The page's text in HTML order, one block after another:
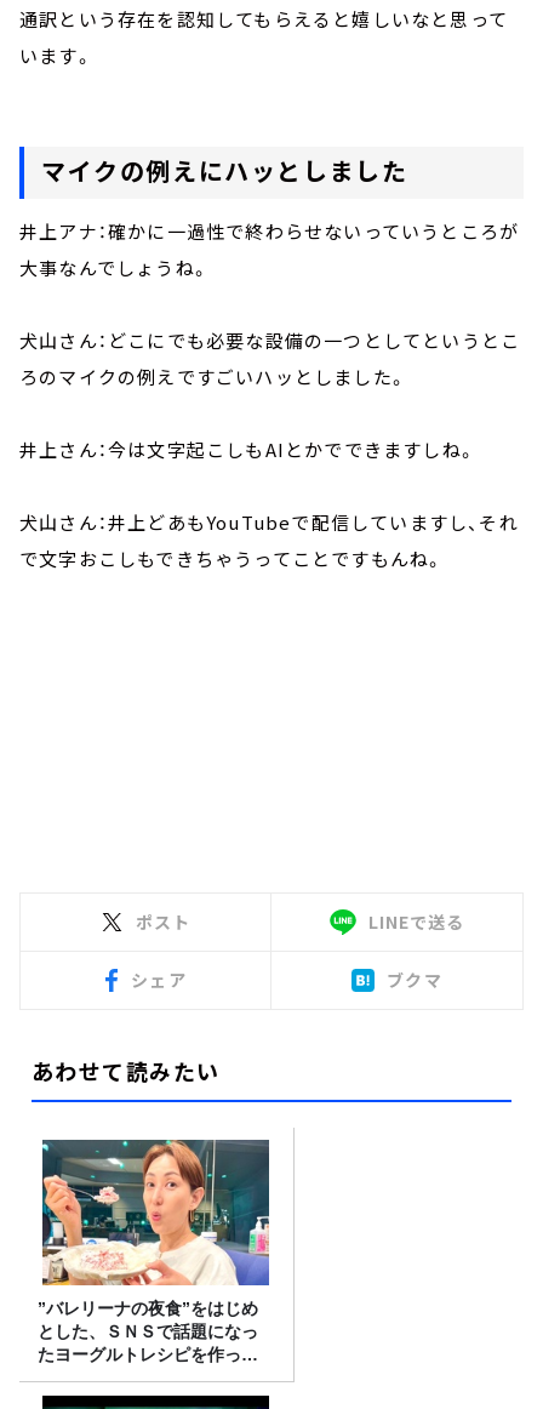
通訳という存在を認知してもらえると嬉しいなと思って
います。
マイクの例えにハッとしました
井上アナ：確かに一過性で終わらせないっていうところが
大事なんでしょうね。
犬山さん：どこにでも必要な設備の一つとしてというとこ
ろのマイクの例えですごいハッとしました。
井上さん：今は文字起こしもAIとかでできますしね。
犬山さん：井上どあもYouTubeで配信していますし、それ
で文字おこしもできちゃうってことですもんね。
ポスト LINEで送る
シェア ブクマ
あわせて読みたい
”バレリーナの夜食”をはじめ
とした、ＳＮＳで話題になっ
たヨーグルトレシピを作って
みた！